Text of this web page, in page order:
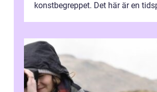
konstbegreppet. Det här är en